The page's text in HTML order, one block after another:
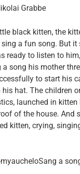
Grabbe
black kitten, the
a fun song. But it
ready to listen to
song his mother
to start his
hat. The children
launched in
of the house. And
kitten, crying,
a